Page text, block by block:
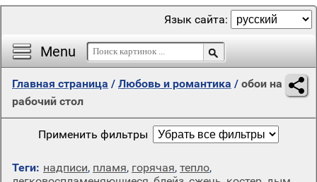
Menu
Язык сайта:
Главная страница / Любовь и романтика / обои на
рабочий стол
Применить фильтры
Теги: надписи, пламя, горячая, тепло,